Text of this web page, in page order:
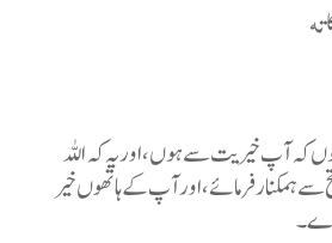
ہوں کہ آپ خیریت سے ہوں، اور یہ کہ اللہ
سے ہمکنار فرمائے، اور آپ کے ہاتھوں خیر